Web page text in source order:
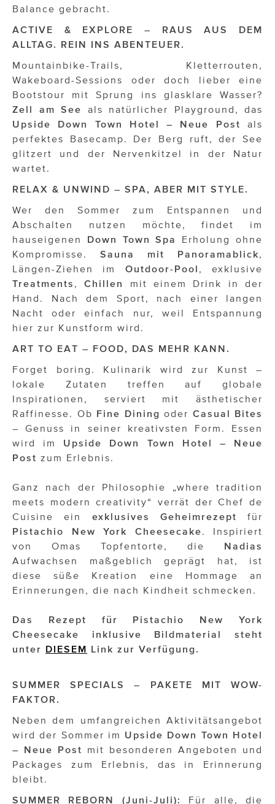
PRESS CONTACT
Balance gebracht.
ACTIVE & EXPLORE – RAUS AUS DEM
ALLTAG. REIN INS ABENTEUER.
Mountainbike-Trails, Kletterrouten,
Wakeboard-Sessions oder doch lieber eine
Bootstour mit Sprung ins glasklare Wasser?
Zell am See
als natürlicher Playground, das
Upside Down Town Hotel – Neue Post als
perfektes Basecamp. Der Berg ruft, der See
glitzert und der Nervenkitzel in der Natur
wartet.
RELAX & UNWIND – SPA, ABER MIT STYLE.
Wer den Sommer zum Entspannen und
Abschalten nutzen möchte, findet im
hauseigenen Down Town Spa
Erholung ohne
Kompromisse. Sauna mit Panoramablick,
Längen-Ziehen im Outdoor-Pool , exklusive
Treatments ,Chillen
mit einem Drink in der
Hand. Nach dem Sport, nach einer langen
Nacht oder einfach nur, weil Entspannung
hier zur Kunstform wird.
ART TO EAT – FOOD, DAS MEHR KANN.
Forget boring. Kulinarik wird zur Kunst –
lokale Zutaten treffen auf globale
Inspirationen, serviert mit ästhetischer
Raffinesse. Ob Fine Dining oder Casual Bites
– Genuss in seiner kreativsten Form. Essen
wird im Upside Down Town Hotel – Neue
Post zum Erlebnis.
Ganz nach der Philosophie „where tradition
meets modern creativity“ verrät der Chef de
Cuisine ein exklusives Geheimrezept für
Pistachio New York
Cheesecake. Inspiriert
von Omas Topfentorte, die Nadias
Aufwachsen maßgeblich geprägt hat, ist
diese süße Kreation eine Hommage an
Erinnerungen, die nach Kindheit schmecken.
Das Rezept für Pistachio New York
Cheesecake inklusive Bildmaterial steht
unter DIESEM Link zur Verfügung.
SUMMER SPECIALS – PAKETE MIT WOW-
FAKTOR.
Neben dem umfangreichen Aktivitätsangebot
wird der Sommer im Upside Down Town Hotel
– Neue Post
mit besonderen Angeboten und
Packages zum Erlebnis, das in Erinnerung
bleibt.
SUMMER REBORN (Juni-Juli):
Für alle, die